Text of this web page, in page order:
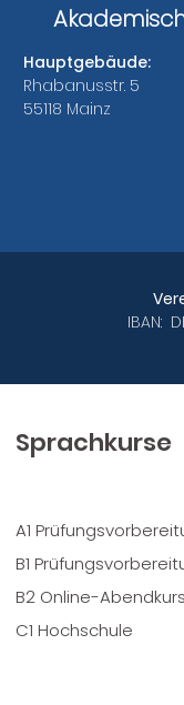
Hauptgebäude:
Rhabanusstr. 5
55118 Mainz
IBAN:
Sprachkurse
A1
B1
B2 Online-Abendkurs
C1 Hochschule